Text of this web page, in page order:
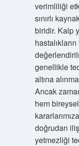
verimliliği
sınırlı
biridir. Kalp
genellikle
altına
Ancak
hem
doğrudan
yetmezliği